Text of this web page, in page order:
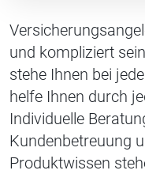
und kompliziert
stehe Ihnen bei
helfe Ihnen durch
Individuelle
Kundenbetreuung
Produktwissen